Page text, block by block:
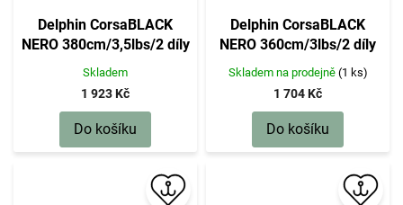
Delphin CorsaBLACK
NERO 380cm/3,5lbs/2 díly
Skladem
1 923 Kč
Do košíku
Delphin CorsaBLACK
NERO 360cm/3lbs/2 díly
Skladem na prodejně (1 ks)
1 704 Kč
Do košíku